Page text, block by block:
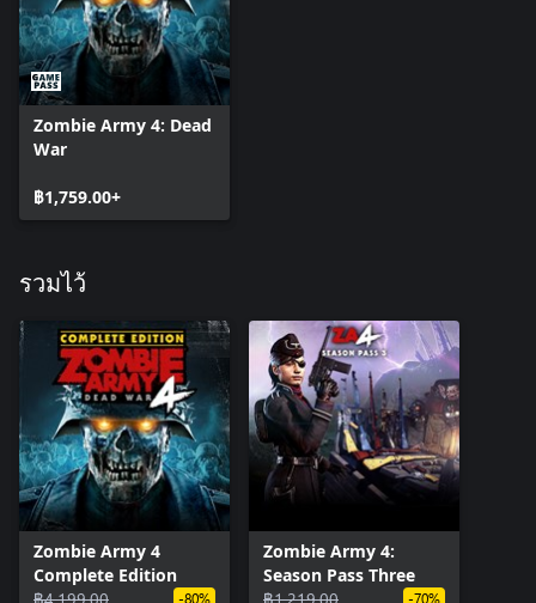
Zombie Army 4: Dead
War
฿1,759.00+
รวมไว้
Zombie Army 4
Complete Edition
-80%
Zombie Army 4:
Season Pass Three
-70%